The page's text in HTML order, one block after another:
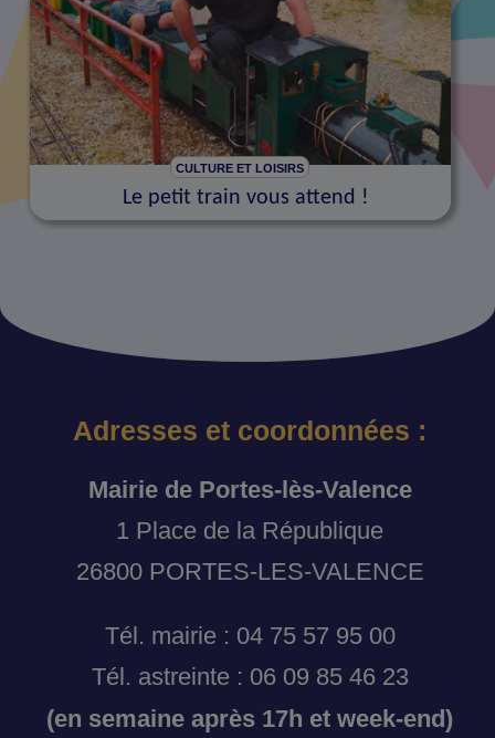
CULTURE ET LOISIRS
Le petit train vous attend !
Adresses et coordonnées :
Mairie de Portes-lès-Valence
1 Place de la République
26800 PORTES-LES-VALENCE
Tél. mairie : 04 75 57 95 00
Tél. astreinte : 06 09 85 46 23
(en semaine après 17h et week-end)